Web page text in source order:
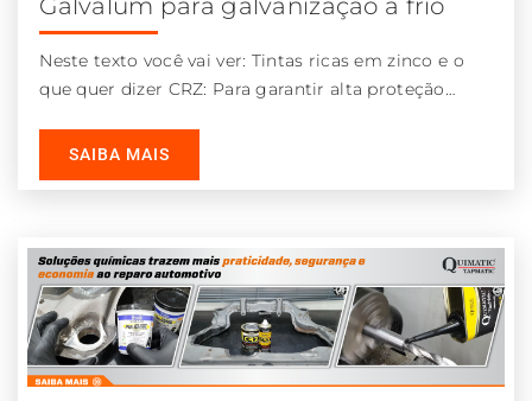
Galvalum para galvanização a frio
Neste texto você vai ver: Tintas ricas em zinco e o
que quer dizer CRZ: Para garantir alta proteção
SAIBA MAIS